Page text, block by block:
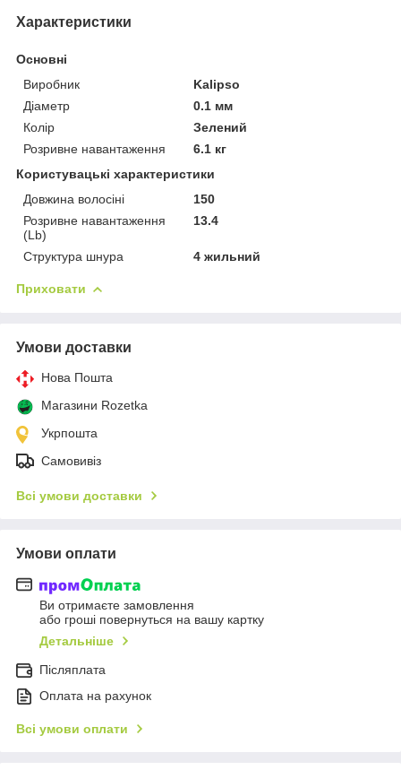
Характеристики
Основні
Виробник
Kalipso
Діаметр
0.1 мм
Колір
Зелений
Розривне навантаження
6.1 кг
Користувацькі характеристики
Довжина волосіні
150
Розривне навантаження
(Lb)
13.4
Структура шнура 4 жильний
Приховати
Умови доставки
Нова Пошта
Магазини Rozetka
Укрпошта
Самовивіз
Всі умови доставки
Умови оплати
Ви отримаєте замовлення
або гроші повернуться на вашу картку
Детальніше
Післяплата
Оплата на рахунок
Всі умови оплати